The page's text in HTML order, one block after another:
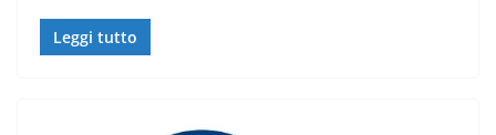
Leggi tutto